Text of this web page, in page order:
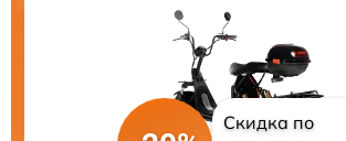
Скидка по